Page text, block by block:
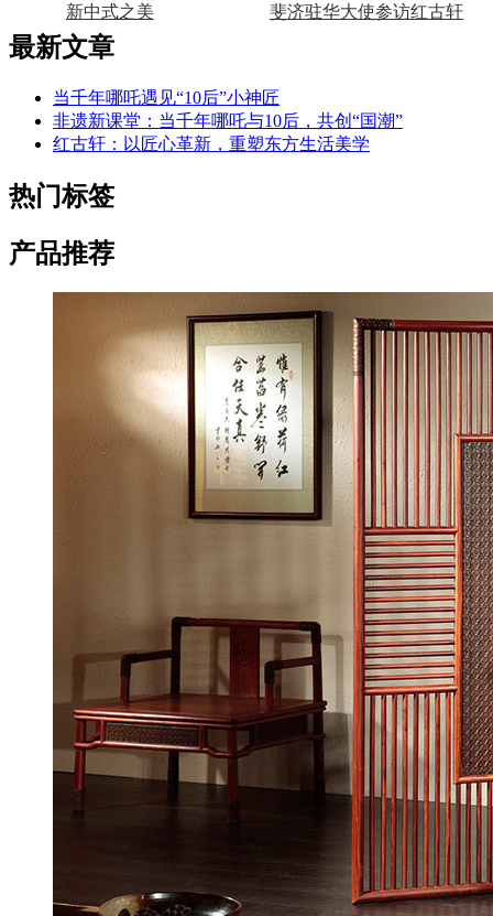
春秋
雅春秋
新中式之美 斐济驻华大使参访红古轩
最新文章
当千年哪吒遇见“10后”小神匠
非遗新课堂：当千年哪吒与10后，共创“国潮”
红古轩：以匠心革新，重塑东方生活美学
热门标签
产品推荐